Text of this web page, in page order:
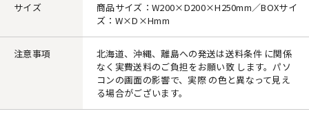
サイズ
商品サイズ：W200×D200×H250mm／BOXサイ
ズ：W×D×Hmm
注意事項
北海道、沖縄、離島への発送は送料条件 に関係
なく実費送料のご負担をお願い致 します。パソ
コンの画面の影響で、実際 の色と異なって見え
る場合がございます。